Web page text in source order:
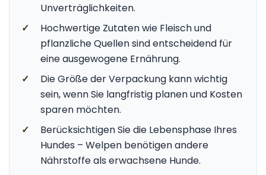
Unverträglichkeiten.
✓
Hochwertige Zutaten wie Fleisch und
pflanzliche Quellen sind entscheidend für
eine ausgewogene Ernährung.
✓
Die Größe der Verpackung kann wichtig
sein, wenn Sie langfristig planen und Kosten
sparen möchten.
✓
Berücksichtigen Sie die Lebensphase Ihres
Hundes – Welpen benötigen andere
Nährstoffe als erwachsene Hunde.